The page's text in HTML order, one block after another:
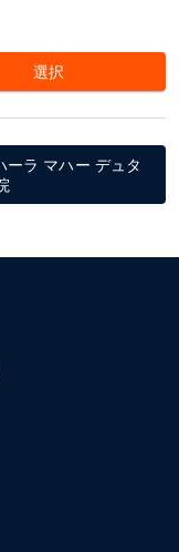
選択
ーラ マハー デュタ